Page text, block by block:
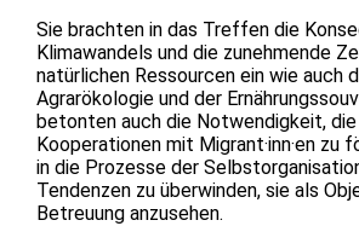
Sie brachten in das Treffen die
Klimawandels und die zunehmende
natürlichen Ressourcen ein wie auch
Agrarökologie und der
betonten auch die Notwendigkeit,
Kooperationen mit Migrant·inn·en zu
in die Prozesse der
Tendenzen zu überwinden, sie als
Betreuung anzusehen.